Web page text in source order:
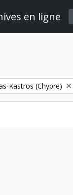
en ligne
Kastros (Chypre)